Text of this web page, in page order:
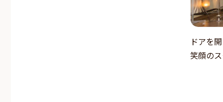
ドアを
笑顔の